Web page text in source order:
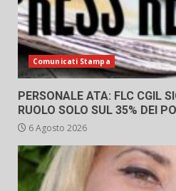
Comunicati Stampa
PERSONALE ATA: FLC CGIL
RUOLO SOLO SUL 35% DEI
6 Agosto 2026